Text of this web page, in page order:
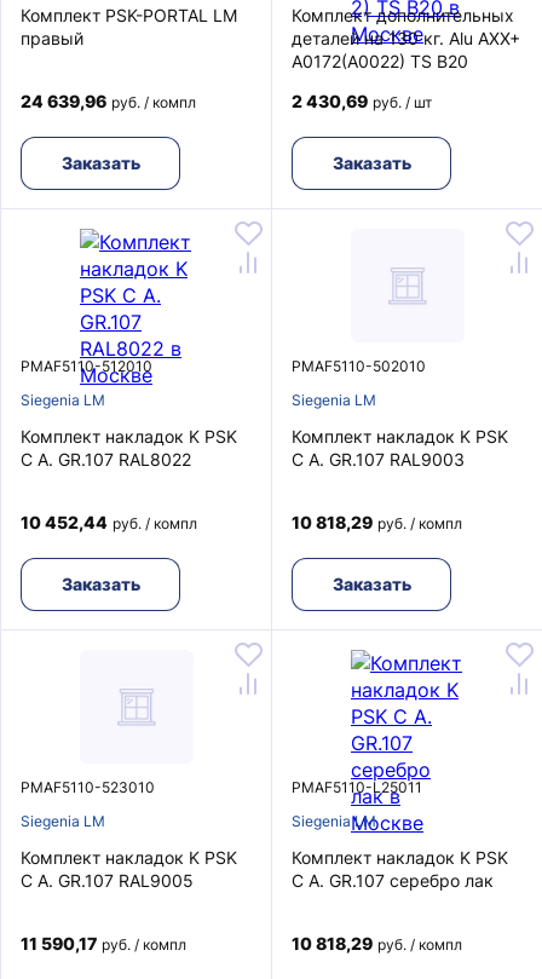
Комплект PSK-PORTAL LM
правый
24 639,96 руб. / компл
Заказать
Комплект дополнительных
деталей на 130 кг. Alu AXX+
A0172(A0022) TS B20
2 430,69 руб. / шт
Заказать
PMAF5110-512010
Siegenia LM
Комплект накладок K PSK
C A. GR.107 RAL8022
10 452,44 руб. / компл
Заказать
PMAF5110-502010
Siegenia LM
Комплект накладок K PSK
C A. GR.107 RAL9003
10 818,29 руб. / компл
Заказать
PMAF5110-523010
Siegenia LM
Комплект накладок K PSK
C A. GR.107 RAL9005
11 590,17 руб. / компл
PMAF5110-L25011
Siegenia LM
Комплект накладок K PSK
C A. GR.107 серебро лак
10 818,29 руб. / компл